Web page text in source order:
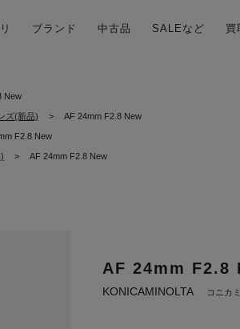
ブランド 中古品 SALEなど 買
New
ズ(新品) > AF 24mm F2.8 New
F2.8 New
> AF 24mm F2.8 New
AF 24mm F2.8
KONICAMINOLTA コニカ